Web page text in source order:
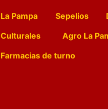
La Pampa Sepelios
Culturales
Agro La
Farmacias de turno